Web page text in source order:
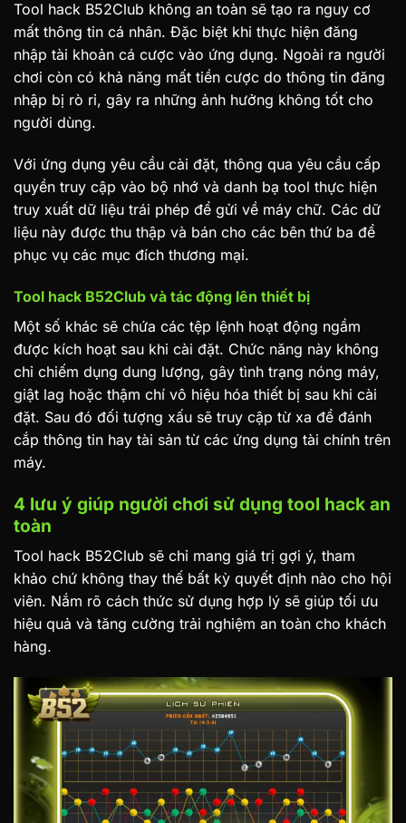
Tool hack B52Club không an toàn sẽ tạo ra nguy cơ
mất thông tin cá nhân. Đặc biệt khi thực hiện đăng
nhập tài khoản cá cược vào ứng dụng. Ngoài ra người
chơi còn có khả năng mất tiền cược do thông tin đăng
nhập bị rò rỉ, gây ra những ảnh hưởng không tốt cho
người dùng.
Với ứng dụng yêu cầu cài đặt, thông qua yêu cầu cấp
quyền truy cập vào bộ nhớ và danh bạ tool thực hiện
truy xuất dữ liệu trái phép để gửi về máy chữ. Các dữ
liệu này được thu thập và bán cho các bên thứ ba để
phục vụ các mục đích thương mại.
Tool hack B52Club và tác động lên thiết bị
Một số khác sẽ chứa các tệp lệnh hoạt động ngầm
được kích hoạt sau khi cài đặt. Chức năng này không
chỉ chiếm dụng dung lượng, gây tình trạng nóng máy,
giật lag hoặc thậm chí vô hiệu hóa thiết bị sau khi cài
đặt. Sau đó đối tượng xấu sẽ truy cập từ xa để đánh
cắp thông tin hay tài sản từ các ứng dụng tài chính trên
máy.
4 lưu ý giúp người chơi sử dụng tool hack an
toàn
Tool hack B52Club sẽ chỉ mang giá trị gợi ý, tham
khảo chứ không thay thế bất kỳ quyết định nào cho hội
viên. Nắm rõ cách thức sử dụng hợp lý sẽ giúp tối ưu
hiệu quả và tăng cường trải nghiệm an toàn cho khách
hàng.